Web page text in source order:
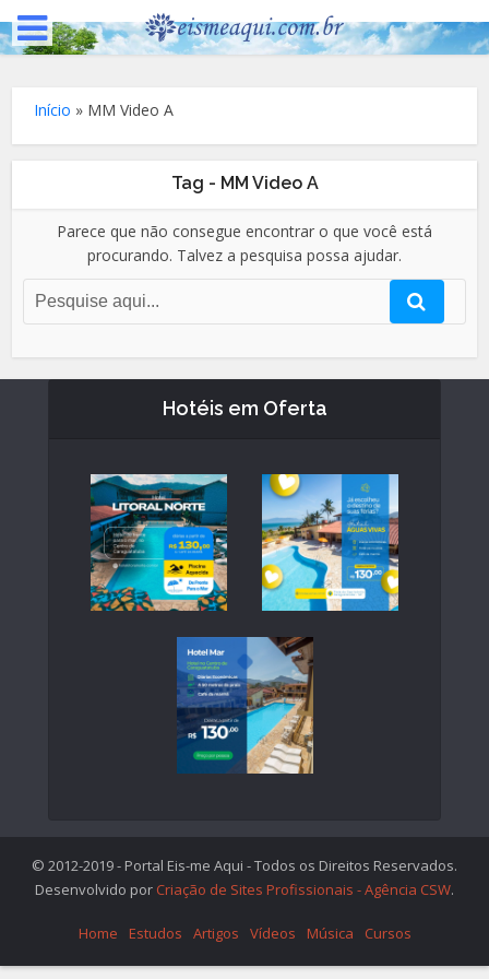
Início » MM Video A
Tag - MM Video A
Parece que não consegue encontrar o que você está
procurando. Talvez a pesquisa possa ajudar.
Hotéis em Oferta
© 2012-2019 - Portal Eis-me Aqui - Todos os Direitos Reservados.
Desenvolvido por Criação de Sites Profissionais - Agência CSW.
Home Estudos Artigos Vídeos Música Cursos